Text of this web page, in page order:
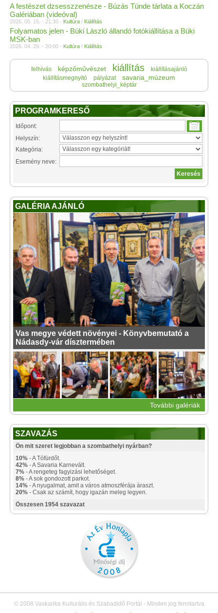
A festészet dzsesszzenésze - Búzás Tünde tárlata a Koczán
Galériában (videóval)
2026. 05. 15. - 21:30 - Kultúra / Kiállítás
Folyamatos jelen - Büki László állandó fotókiállítása a Büki
MSK-ban
2026. 04. 29. - 20:00 - Kultúra / Kiállítás
felhívás képzőművészet kiállítás
kiállításajánló
kiállításmegnyitó
pályázat savaria_múzeum
szombathelyi_képtár
PROGRAMKERESŐ
Időpont:
Helyszín:
Kategória:
Esemény neve:
GALÉRIA AJÁNLÓ
Vas megye védett növényei - Könyvbemutató a
Nádasdy-vár dísztermében
További galériák
SZAVAZÁS
Ön mit szeret legjobban a szombathelyi nyárban?
10% - A Tófürdőt.
42% - A Savaria Karnevált.
7% - A rengeteg fagyizási lehetőséget.
8% - A sok gondozott parkot.
14% - A nyugalmat, amit a város atmoszférája áraszt.
20% - Csak az számít, hogy igazán meleg legyen.
Összesen 1954 szavazat
© 2008 Vaskarika Kulturális és Szabadidő Portál - Minden jog fenntartva